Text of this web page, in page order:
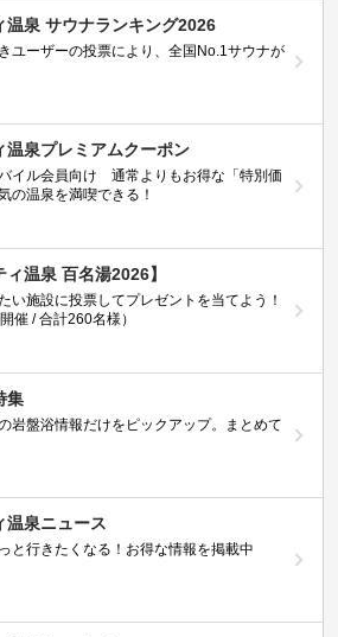
温泉 サウナランキング2026
ユーザーの投票により、全国No.1サウナが
温泉プレミアムクーポン
イル会員向け 通常よりもお得な「特別価
の温泉を満喫できる！
ィ温泉 百名湯2026】
い施設に投票してプレゼントを当てよう！
催 / 合計260名様）
集
岩盤浴情報だけをピックアップ。まとめて
温泉ニュース
と行きたくなる！お得な情報を掲載中